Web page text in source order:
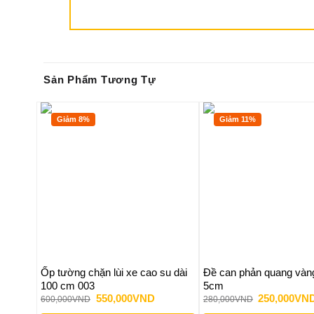
Sản Phẩm Tương Tự
Giảm 8%
Ốp tường chặn lùi xe cao su dài
100 cm 003
600,000VND Giá
550,000VNDGiá
Giảm 11%
Đề can phản quang
5cm
280,000VND Giá
250,000